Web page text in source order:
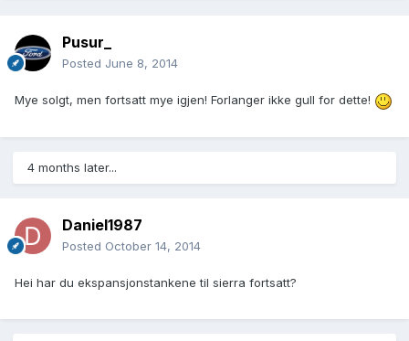
Pusur_
Posted June 8, 2014
Mye solgt, men fortsatt mye igjen! Forlanger ikke gull for dette!
4 months later...
Daniel1987
Posted October 14, 2014
Hei har du ekspansjonstankene til sierra fortsatt?